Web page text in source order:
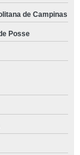
de Campinas
Posse